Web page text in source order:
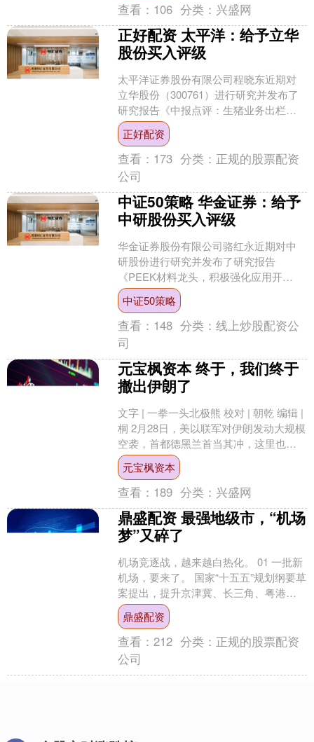
查看： 106 分类： 兴盛网
正好配资 太平洋：给予立华
股份买入评级
太平洋证券股份有限公司程晓东近期对
立华股份（300761）进行研究并发布了
研究报告《中报点评：生猪业务出栏量
倍增，黄鸡业务迎来市场回暖》，给予
立华股份买入评级。....
正好配资
查看： 173 分类： 正规的股票配资
公司
中证50策略 华金证券：给予
中研股份买入评级
华金证券股份有限公司骆红永近期对中
研股份进行研究并发布了研究报告
《PEEK材料龙头，积极强化应用开
拓》，给予中研股份买入评级。 中研股
份(688716) 投资要....
中证50策略
查看： 148 分类：线上炒股配资公
司
元宝枫资本 终于，我们终于
撤出伊朗了
文字 | 一拳一头北极熊 校对 | 朝乾 编辑 |
桐 2月28日，美以联军对伊朗发动大规模
空袭，首都德黑兰首当其冲，这里也是
伊朗华人最集中的地区之一。 当地华....
元宝枫资本
查看： 189 分类： 兴盛网
鼎盛配资 最强地级市，“机场
梦”又碎了
机场竞逐战，越来越白热化。 01 一批新
机场，要来了。 国家“十五五”规划纲要草
案提出，提升京津冀、长三角、粤港澳
大湾区、成渝世界级机场群能力，建成
大连、厦门新....
鼎盛配资
查看：212 分类： 正规的股票配资
公司